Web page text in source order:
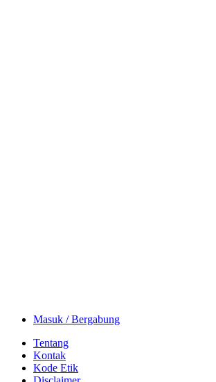
Masuk / Bergabung
Tentang
Kontak
Kode Etik